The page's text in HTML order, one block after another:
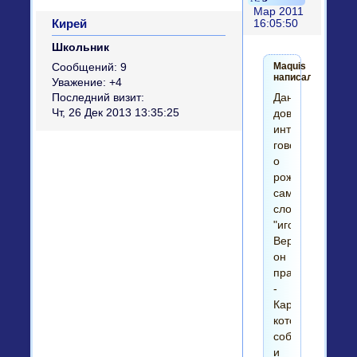
Мар 2011
16:05:50
Кирей
Школьник
Сообщений: 9
Уважение: +4
Последний визит:
Чт, 26 Дек 2013 13:35:25
Maquis
написал(а):
Данилевский
довольно
интересно
говорил
о
рождении
самого
слова
"иго".
Вероятно
он
прав
-
Карамзин,
который
собственно
и